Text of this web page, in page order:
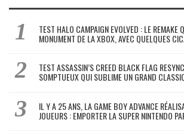
TEST HALO CAMPAIGN EVOLVED : LE REMAKE
MONUMENT DE LA XBOX, AVEC QUELQUES
TEST ASSASSIN’S CREED BLACK FLAG
SOMPTUEUX QUI SUBLIME UN GRAND
IL Y A 25 ANS, LA GAME BOY ADVANCE
JOUEURS : EMPORTER LA SUPER NINTENDO